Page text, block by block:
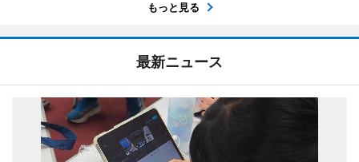
もっと見る
最新ニュース